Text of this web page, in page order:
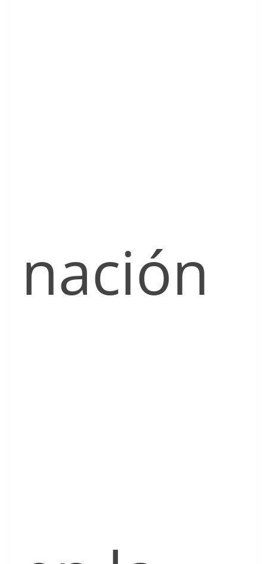
nación